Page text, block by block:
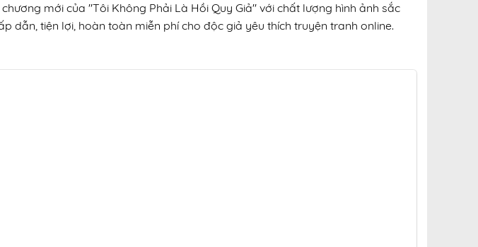
mới của "Tôi Không Phải Là Hồi Quy Giả" với chất lượng hình ảnh sắc
dẫn, tiện lợi, hoàn toàn miễn phí cho độc giả yêu thích truyện tranh online.